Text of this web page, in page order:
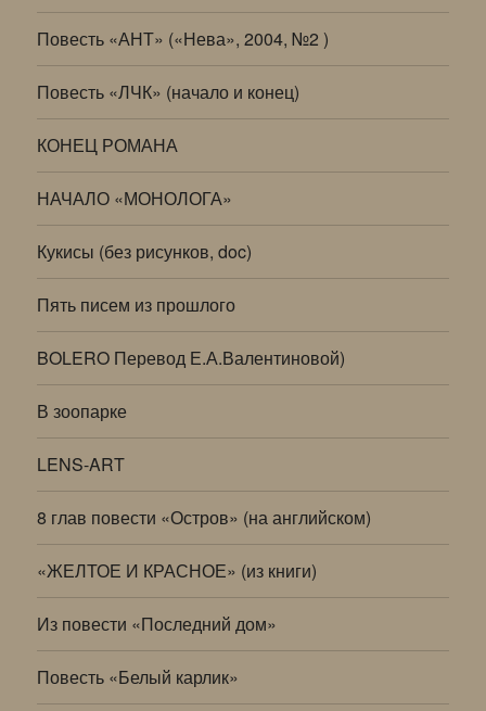
Повесть «АНТ» («Нева», 2004, №2 )
Повесть «ЛЧК» (начало и конец)
КОНЕЦ РОМАНА
НАЧАЛО «МОНОЛОГА»
Кукисы (без рисунков, doc)
Пять писем из прошлого
BOLERO Перевод Е.А.Валентиновой)
В зоопарке
LENS-ART
8 глав повести «Остров» (на английском)
«ЖЕЛТОЕ И КРАСНОЕ» (из книги)
Из повести «Последний дом»
Повесть «Белый карлик»